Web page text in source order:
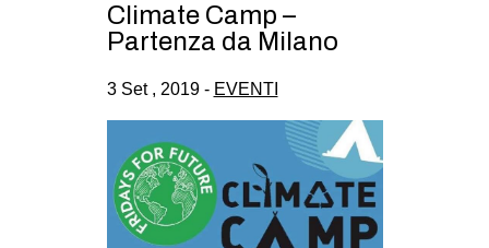
STUDENTI
MANIFESTI
MUSICA
Climate Camp –
Partenza da Milano
3 Set , 2019 - EVENTI